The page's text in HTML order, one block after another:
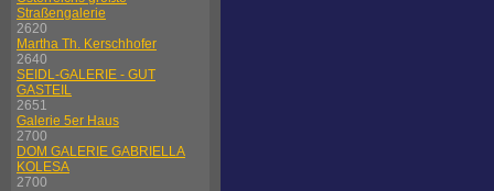
Straßengalerie
2620
Martha Th. Kerschhofer
2640
SEIDL-GALERIE - GUT
GASTEIL
2651
Galerie 5er Haus
2700
DOM GALERIE GABRIELLA
KOLESA
2700